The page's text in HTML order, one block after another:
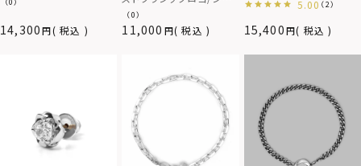
14,300 税込
（0）
バー925
11,000 税込
（0）
15,400 税込
5.00 （2）